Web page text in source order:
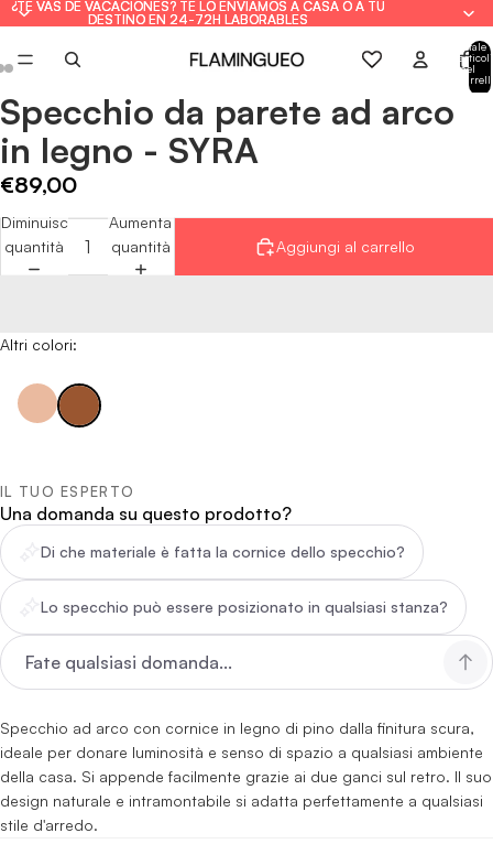
¿TE VAS DE VACACIONES? TE LO ENVIAMOS A CASA O A TU
DESTINO EN 24-72H LABORABLES
¿TE VAS DE VACACIONES? TE LO ENVIAMOS A CASA O A TU
DESTINO EN 24-72H LABORABLES
Totale
articoli
nel
Apri
immagine
schermo
Apri
immagine
schermo
Apri
immagine
schermo
Specchio da parete ad arco
in legno - SYRA
€89,00
Diminuisci
quantità
Aumenta
quantità
Aggiungi al carrello
Altri colori:
IL TUO ESPERTO
Una domanda su questo prodotto?
Di che materiale è fatta la cornice dello specchio?
Lo specchio può essere posizionato in qualsiasi stanza?
Specchio ad arco con cornice in legno di pino dalla finitura scura,
ideale per donare luminosità e senso di spazio a qualsiasi ambiente
della casa. Si appende facilmente grazie ai due ganci sul retro. Il suo
design naturale e intramontabile si adatta perfettamente a qualsiasi
stile d'arredo.